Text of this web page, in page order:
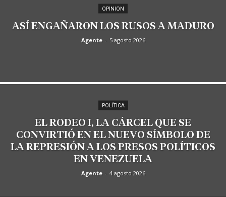
OPINION
ASÍ ENGAÑARON LOS RUSOS A MADURO
Agente - 5 agosto 2026
POLÍTICA
EL RODEO I, LA CÁRCEL QUE SE
CONVIRTIÓ EN EL NUEVO SÍMBOLO DE
LA REPRESIÓN A LOS PRESOS POLÍTICOS
EN VENEZUELA
Agente - 4 agosto 2026